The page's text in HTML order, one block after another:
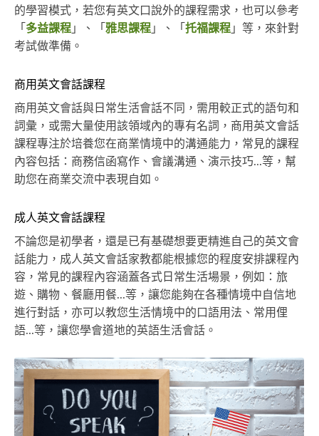
的學習模式，若您有英文口說外的課程需求，也可以參考
「 多益課程 」、「 雅思課程 」、「 托福課程 」等，來針對
考試做準備。
商用英文會話課程
商用英文會話與日常生活會話不同，需用較正式的語句和
詞彙，或需大量使用該領域內的專有名詞，商用英文會話
課程專注於培養您在商業情境中的溝通能力，常見的課程
內容包括：商務信函寫作、會議溝通、演示技巧...等，幫
助您在商業交流中表現自如。
成人英文會話課程
不論您是初學者，還是已有基礎想要更精進自己的英文會
話能力，成人英文會話家教都能根據您的程度安排課程內
容，常見的課程內容涵蓋各式日常生活場景，例如：旅
遊、購物、餐廳用餐...等，讓您能夠在各種情境中自信地
進行對話，亦可以教您生活情境中的口語用法、常用俚
語...等，讓您學會道地的英語生活會話。